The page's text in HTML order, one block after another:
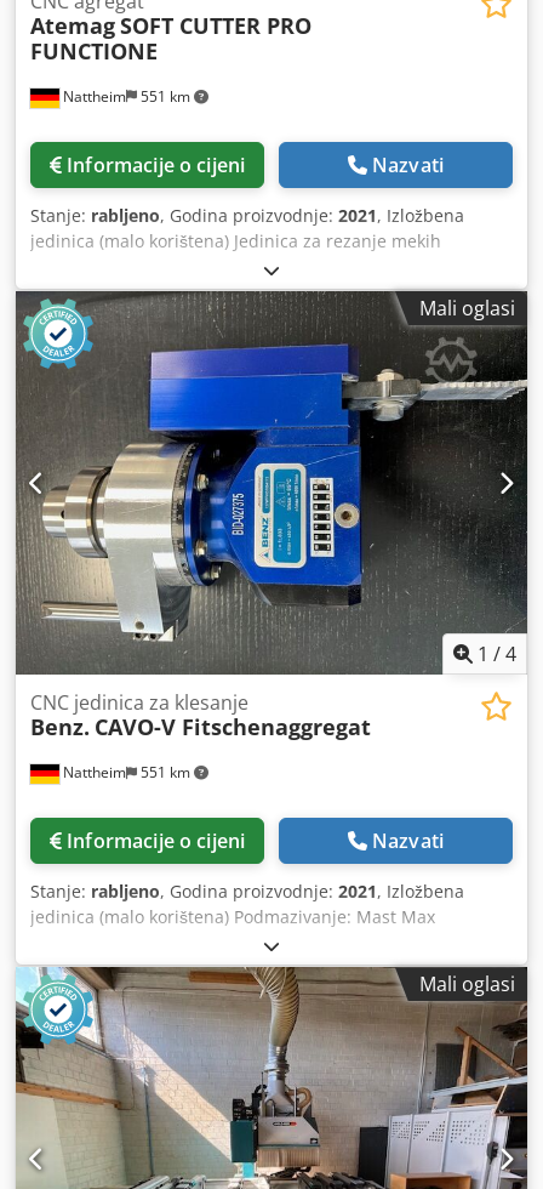
Nattheim 551 km
AtemagSOFT CUTTER PRO
FUNCTIONE
Informacije o cijeni Nazvati
Stanje: rabljeno, Godina proizvodnje: 2021, Izložbena
jedinica (malo korištena) Jedinica za rezanje mekih
materijala kao što su jezgre saća, akustični elementi i
tkanine pomoću oscilirajućih pokreta Mogućnosti obrade:
Rezanje ravnih ili radijalnih izreza Tipična područja
primjene: • Tekstil: Rezanje tkanina ili tekstila (npr. koža,
filc itd.) ) .) • Rezanje saćastih jezgri za vrata, konstrukcije
stubišta, konstrukcije izložbenih štandova, konstrukcije
kamp kućica • Akustični elementi: Rezanje poliestera, pjene
ili drugih materijala koji apsorbiraju zvuk • Zrakoplovstvo,
izgradnja brodova, zrakoplovstvo: Rezanje saćastih jezgri
Tehničke specifikacije Maks. .ulazna brzina: 6000 min-1
Omjer prijenosa: 1 : 1,48 Dopuštena radna temperatura:
max 85°C kut: 0° Broj izlaza alata: 1 / fiksno Podmazivanje:
Mast / doživotno punjenje mašću Amplituda: 4 mm
Frekvencija: 150 Hz Mjesto skladištenja: Garbsen
Dwsdpfxevvi Iqj Ab Nsa
Mali oglasi
1 /4
Nattheim 551 km
CNC jedinica za klesanje
Benz. CAVO-V Fitschenaggregat
Informacije o cijeni Nazvati
Stanje: rabljeno, Godina proizvodnje: 2021, Izložbena
jedinica (malo korištena) Podmazivanje: Mast Max
Dedpfovvi Iwox Ab Nowa Mjesto skladištenja: Garbsen
Mali oglasi